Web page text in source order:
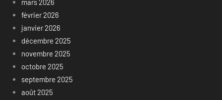
mars 2026
février 2026
janvier 2026
décembre 2025
novembre 2025
octobre 2025
septembre 2025
août 2025